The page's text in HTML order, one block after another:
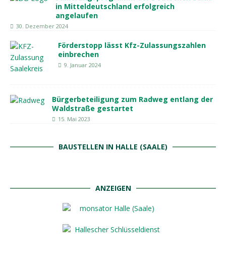
in Mitteldeutschland erfolgreich
angelaufen
30. Dezember 2024
Förderstopp lässt Kfz-Zulassungszahlen
einbrechen
9. Januar 2024
Bürgerbeteiligung zum Radweg entlang der
Waldstraße gestartet
15. Mai 2023
BAUSTELLEN IN HALLE (SAALE)
ANZEIGEN